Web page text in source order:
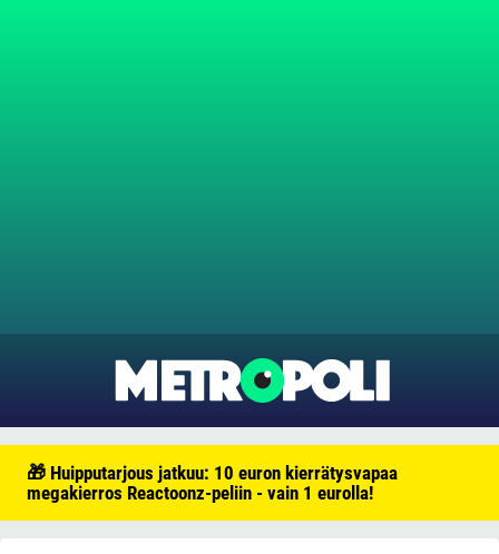
🎁 Huipputarjous jatkuu: 10 euron kierrätysvapaa
megakierros Reactoonz-peliin - vain 1 eurolla!